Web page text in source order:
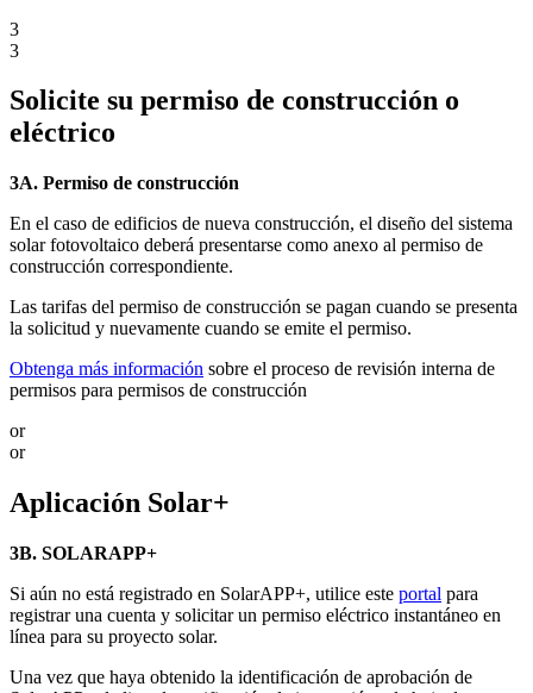
3
3
Solicite su permiso de construcción o
eléctrico
3A. Permiso de construcción
En el caso de edificios de nueva construcción, el diseño del sistema
solar fotovoltaico deberá presentarse como anexo al permiso de
construcción correspondiente.
Las tarifas del permiso de construcción se pagan cuando se presenta
la solicitud y nuevamente cuando se emite el permiso.
Obtenga más información sobre el proceso de revisión interna de
permisos para permisos de construcción
or
or
Aplicación Solar+
3B. SOLARAPP+
Si aún no está registrado en SolarAPP+, utilice este portal para
registrar una cuenta y solicitar un permiso eléctrico instantáneo en
línea para su proyecto solar.
Una vez que haya obtenido la identificación de aprobación de